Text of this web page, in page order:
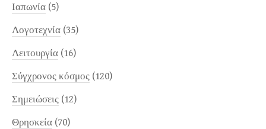
Ιαπωνία (5)
Λογοτεχνία (35)
Λειτουργία (16)
Σύγχρονος κόσμος (120)
Σημειώσεις (12)
Θρησκεία (70)